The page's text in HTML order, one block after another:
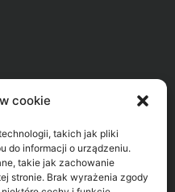
cookie
takich jak pliki
do informacji o urządzeniu.
takie jak zachowanie
stronie. Brak wyrażenia zgody